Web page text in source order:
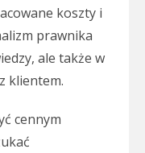
koszty i
prawnika
ale także w
klientem.
cennym